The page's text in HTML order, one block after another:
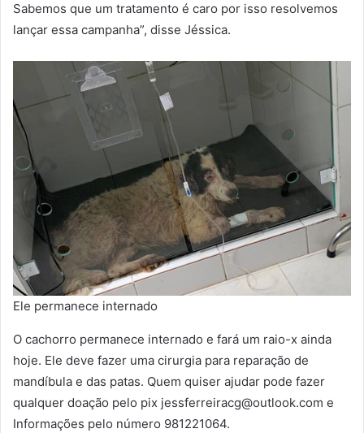
Sabemos que um tratamento é caro por isso resolvemos
lançar essa campanha”, disse Jéssica.
Ele permanece internado
O cachorro permanece internado e fará um raio-x ainda
hoje. Ele deve fazer uma cirurgia para reparação de
mandíbula e das patas. Quem quiser ajudar pode fazer
qualquer doação pelo pix jessferreiracg@outlook.com e
Informações pelo número 981221064.